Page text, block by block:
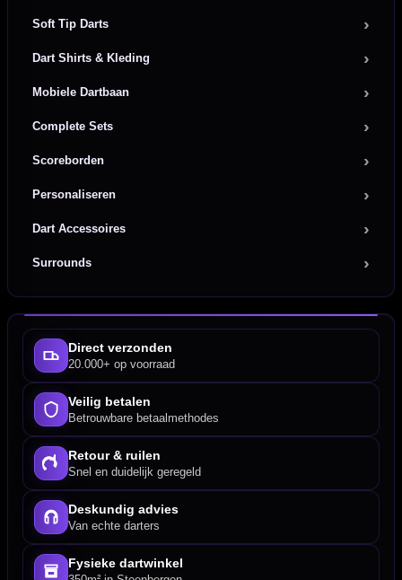
Soft Tip Darts
Dart Shirts & Kleding
Mobiele Dartbaan
Complete Sets
Scoreborden
Personaliseren
Dart Accessoires
Surrounds
Direct verzonden
20.000+ op voorraad
Veilig betalen
Betrouwbare betaalmethodes
Retour & ruilen
Snel en duidelijk geregeld
Deskundig advies
Van echte darters
Fysieke dartwinkel